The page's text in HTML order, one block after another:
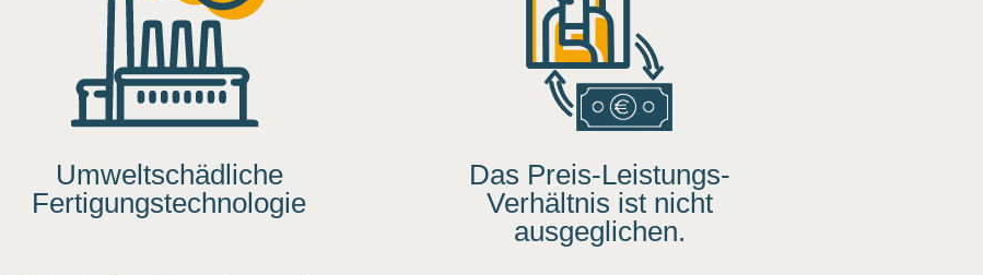
Umweltschädliche
Fertigungstechnologie
Das Preis-Leistungs-
Verhältnis ist nicht
ausgeglichen.